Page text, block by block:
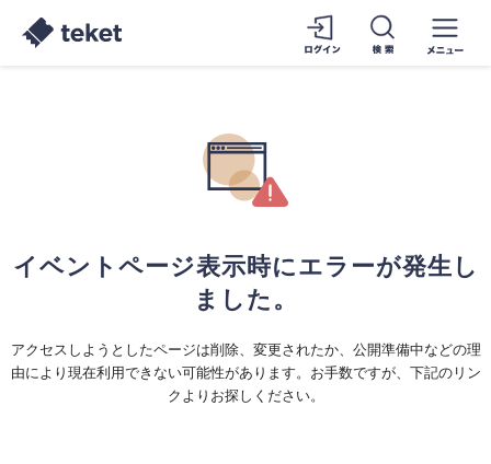
イベントページ表示時にエラーが発生し
ました。
アクセスしようとしたページは削除、変更されたか、公開準備中などの理
由により現在利用できない可能性があります。お手数ですが、下記のリン
クよりお探しください。